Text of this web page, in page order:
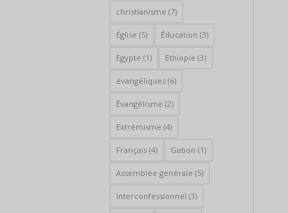
christianisme (7)
Église (5) Éducation (3)
Egypte (1) Ethiopie (3)
évangéliques (6)
Évangélisme (2)
Extrémisme (4)
Français (4) Gabon (1)
Assemblée générale (5)
Interconfessionnel (3)